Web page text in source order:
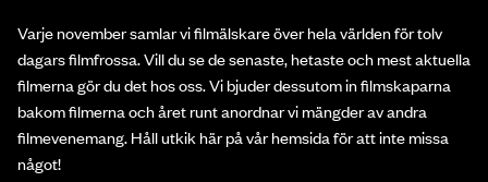
Varje november samlar vi filmälskare över hela världen för tolv
dagars filmfrossa. Vill du se de senaste, hetaste och mest aktuella
filmerna gör du det hos oss. Vi bjuder dessutom in filmskaparna
bakom filmerna och året runt anordnar vi mängder av andra
filmevenemang. Håll utkik här på vår hemsida för att inte missa
något!